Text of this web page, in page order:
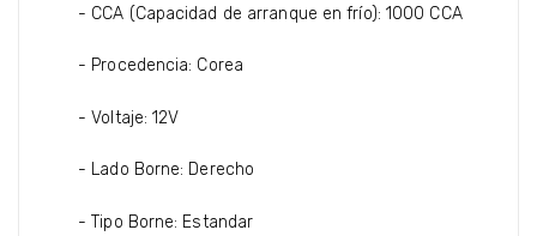
- CCA (Capacidad de arranque en frío): 1000 CCA
- Procedencia: Corea
- Voltaje: 12V
- Lado Borne: Derecho
- Tipo Borne: Estandar